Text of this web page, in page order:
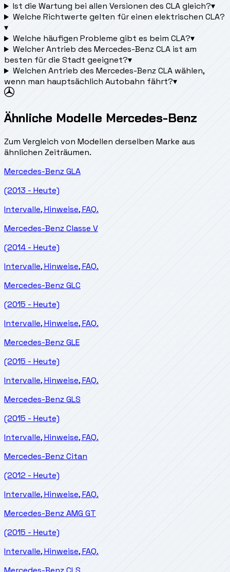
Ist die Wartung bei allen Versionen des CLA gleich?▾
Welche Richtwerte gelten für einen elektrischen CLA?
▾
Welche häufigen Probleme gibt es beim CLA?▾
Welcher Antrieb des Mercedes-Benz CLA ist am
besten für die Stadt geeignet?▾
Welchen Antrieb des Mercedes-Benz CLA wählen,
wenn man hauptsächlich Autobahn fährt?▾
Ähnliche Modelle Mercedes-Benz
Zum Vergleich von Modellen derselben Marke aus
ähnlichen Zeiträumen.
Mercedes-BenzGLA
(2013 - Heute)
Intervalle, Hinweise, FAQ.
Mercedes-BenzClasse V
(2014 - Heute)
Intervalle, Hinweise, FAQ.
Mercedes-BenzGLC
(2015 - Heute)
Intervalle, Hinweise, FAQ.
Mercedes-BenzGLE
(2015 - Heute)
Intervalle, Hinweise, FAQ.
Mercedes-BenzGLS
(2015 - Heute)
Intervalle, Hinweise, FAQ.
Mercedes-BenzCitan
(2012 - Heute)
Intervalle, Hinweise, FAQ.
Mercedes-BenzAMG GT
(2015 - Heute)
Intervalle, Hinweise, FAQ.